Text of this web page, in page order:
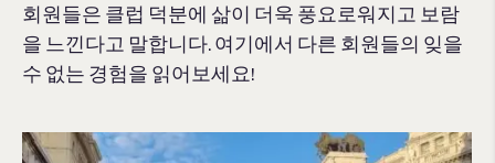
회원들은 클럽 덕분에 삶이 더욱 풍요로워지고 보람
을 느낀다고 말합니다. 여기에서 다른 회원들의 잊을
수 없는 경험을 읽어보세요!